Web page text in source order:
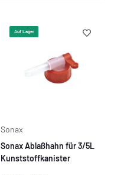
Auf Lager
Sonax
Sonax Ablaßhahn für 3/5L
Kunststoffkanister